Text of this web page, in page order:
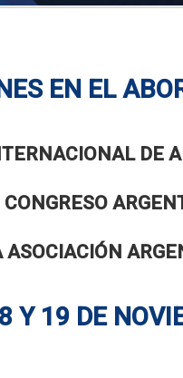
EN EL
DE
ASOCIACIÓN
Y 19 DE